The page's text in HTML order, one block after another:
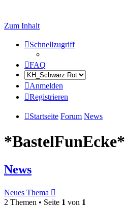
Zum Inhalt
Schnellzugriff
FAQ
Anmelden
Registrieren
Startseite Forum News
*BastelFunEcke*
News
Neues Thema
2 Themen • Seite 1 von 1